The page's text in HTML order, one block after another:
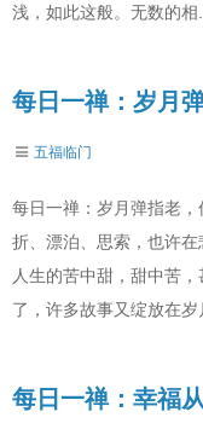
浅，如此这般。无数的相..
每日一禅：岁月
五福临门
每日一禅：岁月弹指老
折、漂泊、思索，也许在
人生的苦中甜，甜中苦
了，许多故事又绽放在岁
每日一禅：幸福